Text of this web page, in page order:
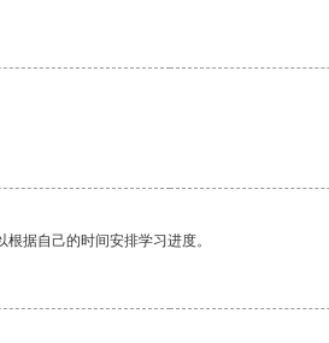
据自己的时间安排学习进度。